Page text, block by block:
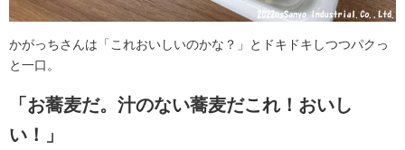
かがっちさんは「これおいしいのかな？」とドキドキしつつパクっ
と一口。
「お蕎麦だ。汁のない蕎麦だこれ！おいし
い！」